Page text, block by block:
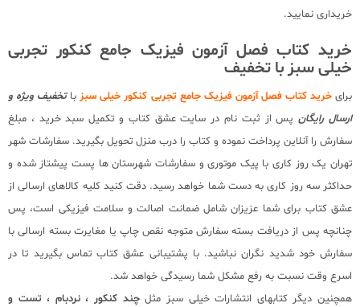
خریداری نمایید.
خرید کتاب فصل آزمون فیزیک جامع کنکور تجربی
خیلی سبز با تخفیف
برایخرید کتاب فصل آزمون فیزیک جامع تجربی کنکور خیلی سبزباتخفیف ویژه و
ارسال رایگانپس از ثبت نام در سایت عشق کتاب و تکمیل سبد خرید ، مبلغ
سفارش را آنلاین پرداخت نموده و کتاب را درب منزل تحویل بگیرید. سفارشات شهر
تهران یک روز کاری با پیک موتوری و سفارشات شهرستان ها پست پیشتاز شده و
حداکثر سه روز کاری به دست شما خواهد رسید. دقت کنید کلیه کالاهای ارسالی از
عشق کتاب برای شما عزیزان شامل ضمانت اصالت و سلامت فیزیکی است، پس
چنانچه پس از دریافت بسته سفارش متوجه نقص چاپ یا مغایرت بسته ارسالی با
سفارش خود شدید نگران نباشید. با پشتیبانی عشق کتاب تماس بگیرید تا در
اسرع وقت نسبت به رفع مشکل شما رسیدگی خواهد شد.
همچنین دیگر کتابهای انتشارات خیلی سبز مثلچند کنکور ، نردبام ، تست و